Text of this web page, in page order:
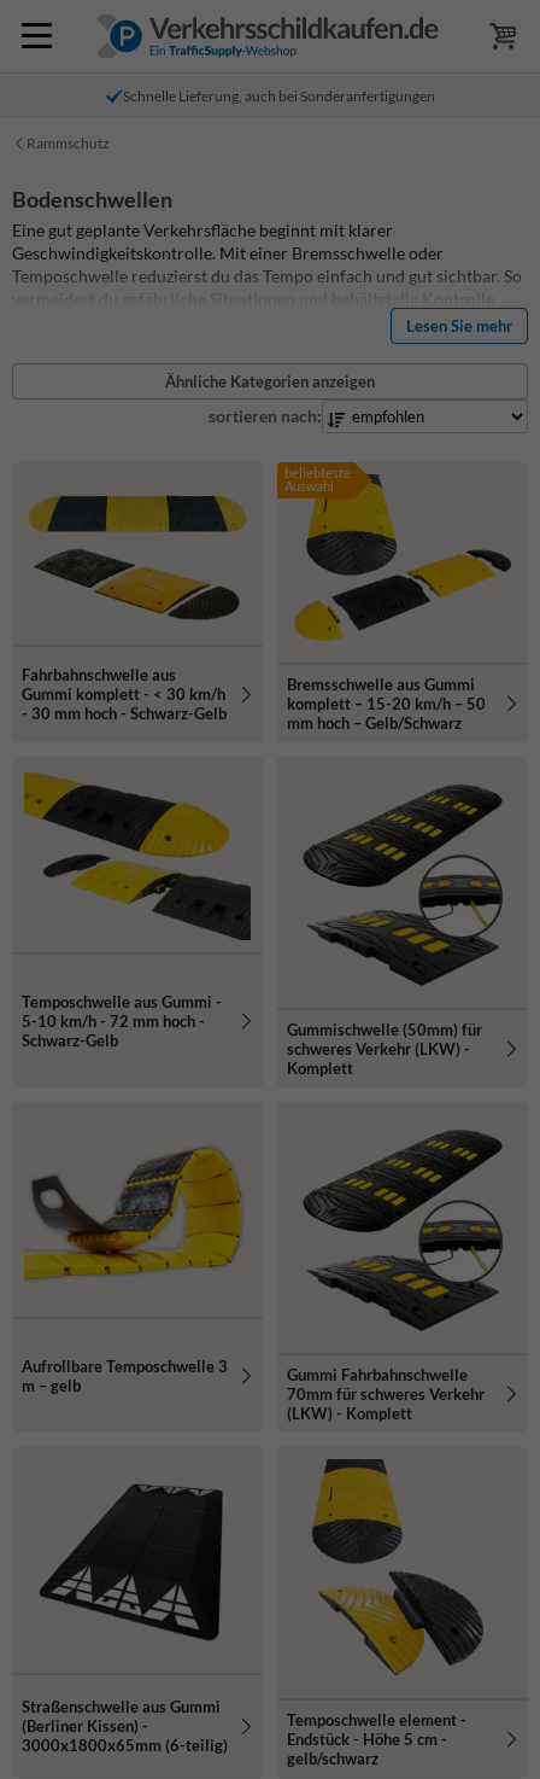
Schnelle Lieferung, auch bei Sonderanfertigungen
Rammschutz
Bodenschwellen
Eine gut geplante Verkehrsfläche beginnt mit klarer
Geschwindigkeitskontrolle. Mit einer Bremsschwelle oder
Temposchwelle reduzierst du das Tempo einfach und gut sichtbar. So
vermeidest du gefährliche Situationen und behältst die Kontrolle
Auf dieser Seite findest du
Bremsschwellen aus Gummi in verschiedenen Höhen und für
unterschiedliche Geschwindigkeiten. Sie eignen sich für den
dauerhaften Einsatz und halten auch starker Belastung stand. Ob Pkw
oder Lkw – du wählst immer eine Ausführung, die zur Achslast und
stellst du die Fahrbahnschwelle in der passenden Breite zusammen.
Mittelstücke und Endstücke greifen sauber ineinander und bilden
eine stabile Einheit.
Möchtest du eine Bremsschwelle kaufen, die das Fahrverhalten
sofort beeinflusst? Sieh dir das Sortiment an und wähle die Lösung,
die zu deinem Gelände passt.
Lesen Sie mehr
Ähnliche Kategorien anzeigen
sortieren nach:
Fahrbahnschwelle aus
Gummi komplett - < 30 km/h
- 30 mm hoch - Schwarz-Gelb
beliebteste
Auswahl
Bremsschwelle aus Gummi
komplett – 15-20 km/h – 50
mm hoch – Gelb/Schwarz
Temposchwelle aus Gummi -
5-10 km/h - 72 mm hoch -
Schwarz-Gelb
Gummischwelle (50mm) für
schweres Verkehr (LKW) -
Komplett
Aufrollbare Temposchwelle 3
m – gelb
Gummi Fahrbahnschwelle
70mm für schweres Verkehr
(LKW) - Komplett
Straßenschwelle aus Gummi
(Berliner Kissen) -
3000x1800x65mm (6-teilig)
Temposchwelle element -
Endstück - Höhe 5 cm -
gelb/schwarz